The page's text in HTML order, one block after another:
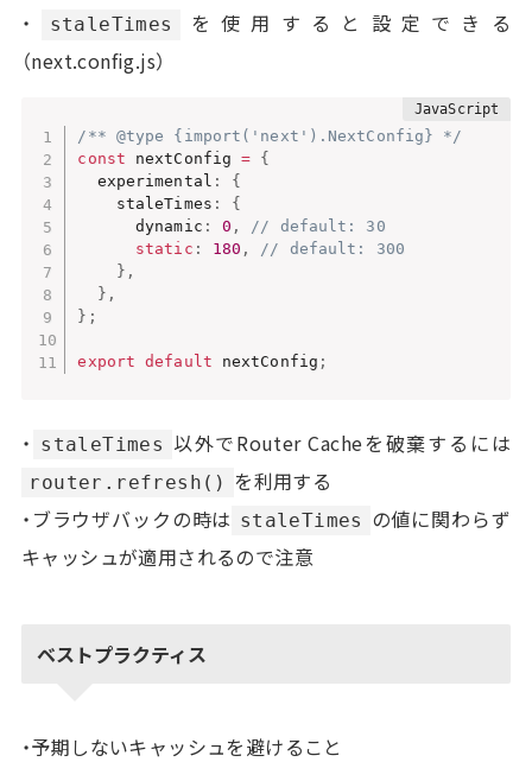
・ staleTimes
を使用すると設定できる
（next.config.js）
/** @type {import('next').NextConfig} */
const nextConfig = {
  experimental
:
{
    staleTimes
:
{
      dynamic
: 0 ,
// default: 30
static : 180 ,
// default: 300
} ,
} ,
} ;
export default nextConfig ;
・ staleTimes 以外でRouter Cacheを破棄するには
router.refresh() を利用する
・ブラウザバックの時は staleTimes の値に関わらず
キャッシュが適用されるので注意
ベストプラクティス
・予期しないキャッシュを避けること